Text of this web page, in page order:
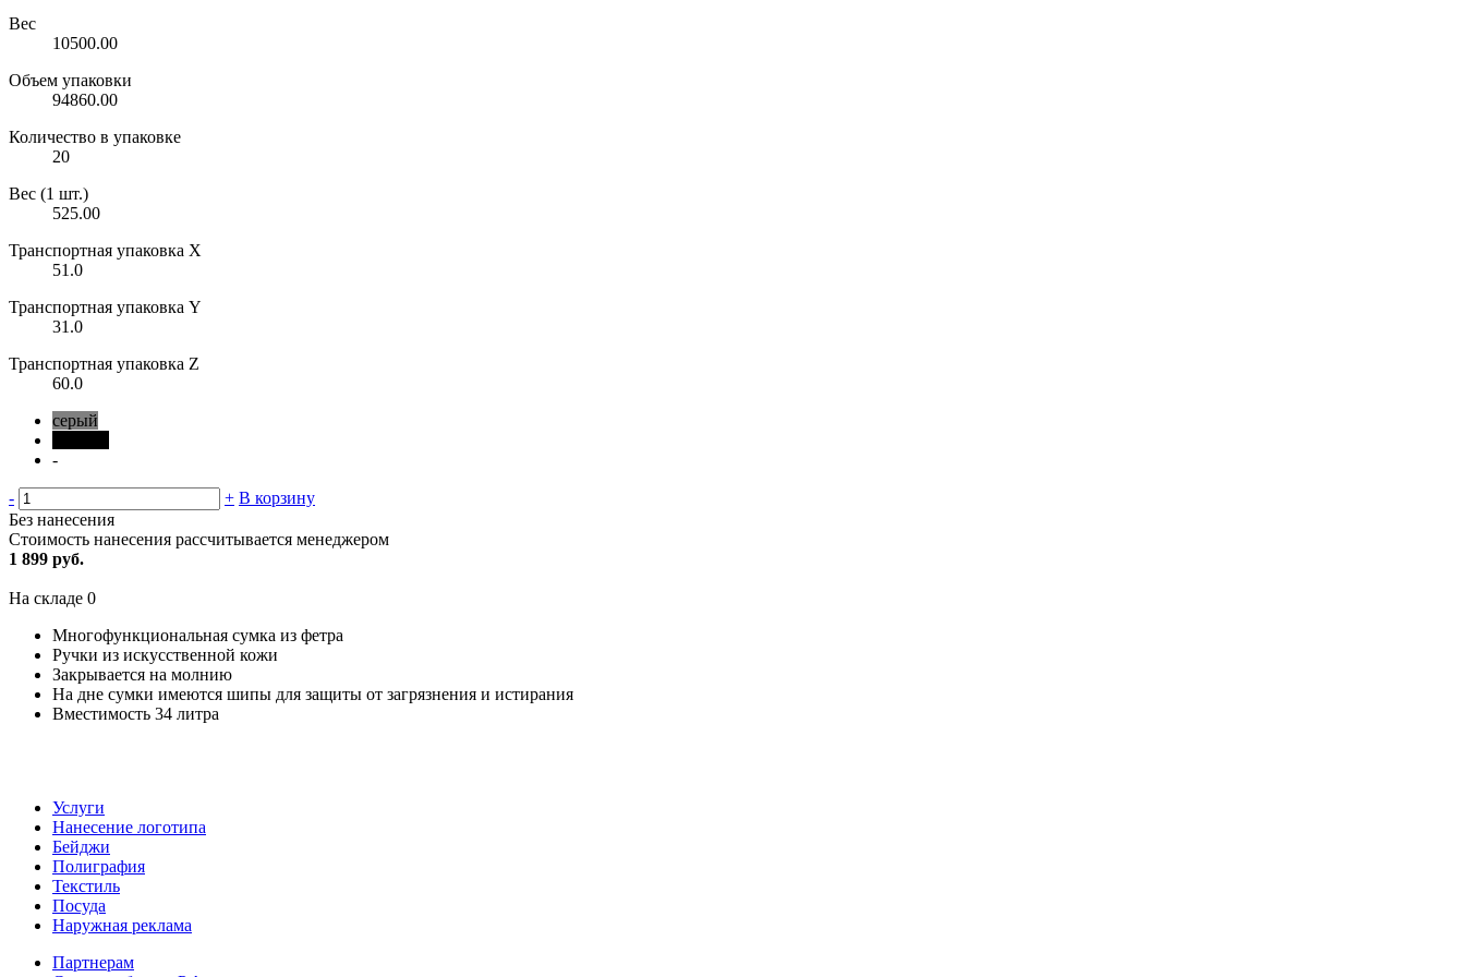
Вес
10500.00
Объем упаковки
94860.00
Количество в упаковке
20
Вес (1 шт.)
525.00
Транспортная упаковка X
51.0
Транспортная упаковка Y
31.0
Транспортная упаковка Z
60.0
серый
-
- + В корзину
Без нанесения
Стоимость нанесения рассчитывается менеджером
1 899 руб.
На складе 0
Многофункциональная сумка из фетра
Ручки из искусственной кожи
Закрывается на молнию
На дне сумки имеются шипы для защиты от загрязнения и истирания
Вместимость 34 литра
Услуги
Нанесение логотипа
Бейджи
Полиграфия
Текстиль
Посуда
Наружная реклама
Партнерам